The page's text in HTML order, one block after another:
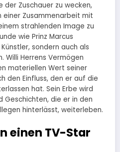
der Zuschauer zu wecken,
einer Zusammenarbeit mit
strahlenden Image zu
wie Prinz Marcus
sondern auch als
Willi Herrens Vermögen
materiellen Wert seiner
den Einfluss, den er auf die
hat. Sein Erbe wird
Geschichten, die er in den
hinterlässt, weiterleben.
einen TV-Star